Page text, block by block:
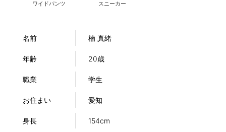
ワイドパンツ スニーカー
名前 楠 真緒
年齢 20歳
職業 学生
お住まい 愛知
身長 154cm